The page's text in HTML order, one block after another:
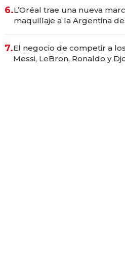
6.L’Oréal trae una nueva
maquillaje a la Argentina
7.El negocio de competir a
Messi, LeBron, Ronaldo y